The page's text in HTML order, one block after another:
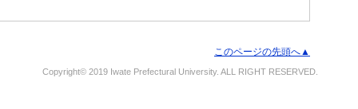
このページの先頭へ▲
Copyright© 2019 Iwate Prefectural University. ALL RIGHT RESERVED.